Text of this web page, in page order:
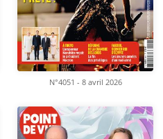
N°4051 - 8 avril 2026